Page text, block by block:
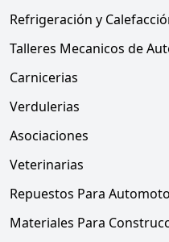
Refrigeración y
Talleres Mecanicos de
Carnicerias
Verdulerias
Asociaciones
Veterinarias
Repuestos Para
Materiales Para